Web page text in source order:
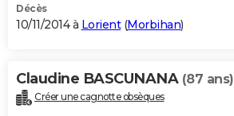
Décès
10/11/2014 à Lorient(Morbihan)
Claudine BASCUNANA (87 ans)
Créer une cagnotte obsèques